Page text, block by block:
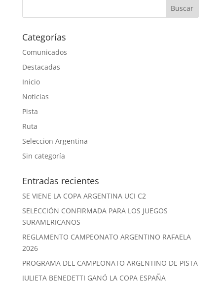
Categorías
Comunicados
Destacadas
Inicio
Noticias
Pista
Ruta
Seleccion Argentina
Sin categoría
Entradas recientes
SE VIENE LA COPA ARGENTINA UCI C2
SELECCIÓN CONFIRMADA PARA LOS JUEGOS
SURAMERICANOS
REGLAMENTO CAMPEONATO ARGENTINO RAFAELA
2026
PROGRAMA DEL CAMPEONATO ARGENTINO DE PISTA
JULIETA BENEDETTI GANÓ LA COPA ESPAÑA